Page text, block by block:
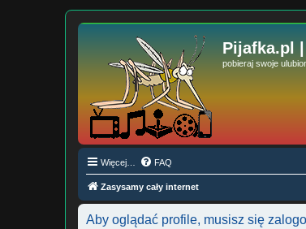
Pijafka.pl
pobieraj swoje
Więcej… FAQ
Zasysamy cały internet
Aby oglądać profile, musisz się